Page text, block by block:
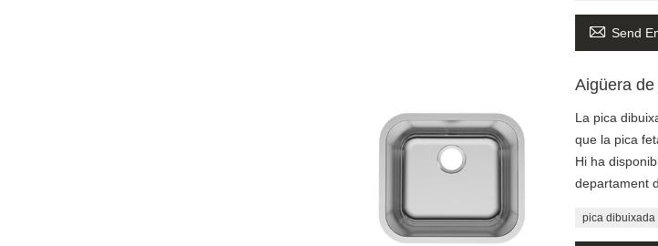
 Send
Aigüera
La pica
que la pica
Hi ha
departament
pica dibuixada